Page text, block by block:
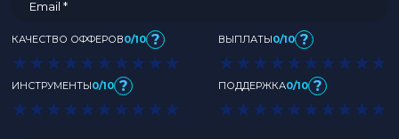
КАЧЕСТВО ОФФЕРОВ0/10 ?
★ ★ ★ ★ ★ ★ ★ ★ ★ ★
ВЫПЛАТЫ0/10 ?
★ ★ ★ ★ ★ ★ ★ ★ ★ ★
ИНСТРУМЕНТЫ0/10 ?
★ ★ ★ ★ ★ ★ ★ ★ ★ ★
ПОДДЕРЖКА0/10 ?
★ ★ ★ ★ ★ ★ ★ ★ ★ ★